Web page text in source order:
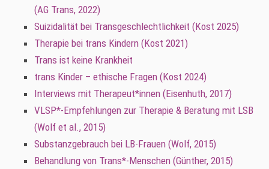
(AG Trans, 2022)
Suizidalität bei Transgeschlechtlichkeit (Kost 2025)
Therapie bei trans Kindern (Kost 2021)
Trans ist keine Krankheit
trans Kinder – ethische Fragen (Kost 2024)
Interviews mit Therapeut*innen (Eisenhuth, 2017)
VLSP*-Empfehlungen zur Therapie & Beratung mit LSB
(Wolf et al., 2015)
Substanzgebrauch bei LB-Frauen (Wolf, 2015)
Behandlung von Trans*-Menschen (Günther, 2015)